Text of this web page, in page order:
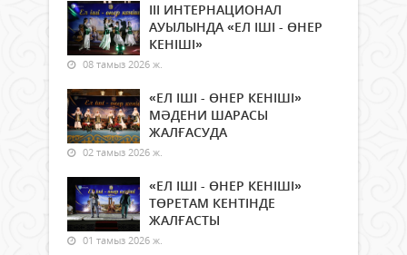
ІІІ ИНТЕРНАЦИОНАЛ
АУЫЛЫНДА «ЕЛ ІШІ - ӨНЕР
КЕНІШІ»
08 тамыз 2026 ж.
«ЕЛ ІШІ - ӨНЕР КЕНІШІ»
МӘДЕНИ ШАРАСЫ
ЖАЛҒАСУДА
02 тамыз 2026 ж.
«ЕЛ ІШІ - ӨНЕР КЕНІШІ»
ТӨРЕТАМ КЕНТІНДЕ
ЖАЛҒАСТЫ
01 тамыз 2026 ж.